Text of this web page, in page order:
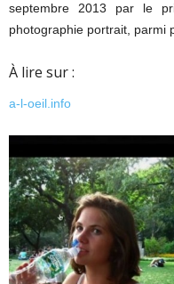
septembre 2013 par le
photographie portrait, parmi
À lire sur :
a-l-oeil.info